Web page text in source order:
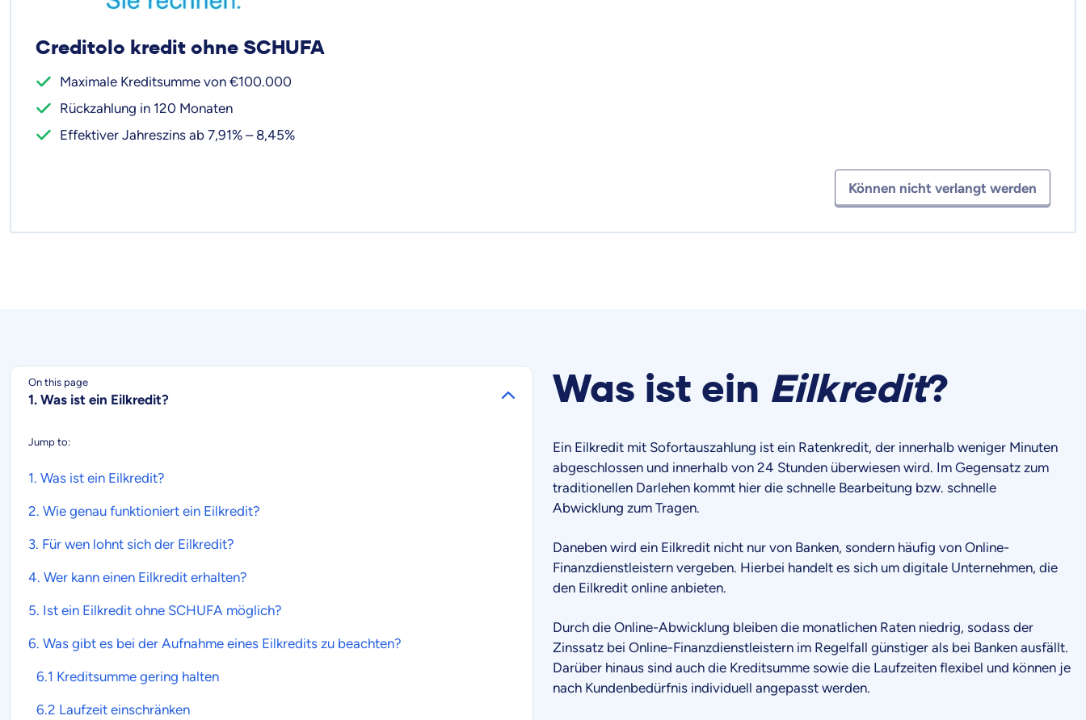
Creditolo kredit ohne SCHUFA
Maximale Kreditsumme von €100.000
Rückzahlung in 120 Monaten
Effektiver Jahreszins ab 7,91% – 8,45%
Können nicht verlangt werden
On this page
1. Was ist ein Eilkredit?
Jump to:
1. Was ist ein Eilkredit?
2. Wie genau funktioniert ein Eilkredit?
3. Für wen lohnt sich der Eilkredit?
4. Wer kann einen Eilkredit erhalten?
5. Ist ein Eilkredit ohne SCHUFA möglich?
6. Was gibt es bei der Aufnahme eines Eilkredits zu beachten?
6.1 Kreditsumme gering halten
6.2 Laufzeit einschränken
Was ist ein Eilkredit?
Ein Eilkredit mit Sofortauszahlung ist ein Ratenkredit, der innerhalb weniger Minuten
abgeschlossen und innerhalb von 24 Stunden überwiesen wird. Im Gegensatz zum
traditionellen Darlehen kommt hier die schnelle Bearbeitung bzw. schnelle
Abwicklung zum Tragen.
Daneben wird ein Eilkredit nicht nur von Banken, sondern häufig von Online-
Finanzdienstleistern vergeben. Hierbei handelt es sich um digitale Unternehmen, die
den Eilkredit online anbieten.
Durch die Online-Abwicklung bleiben die monatlichen Raten niedrig, sodass der
Zinssatz bei Online-Finanzdienstleistern im Regelfall günstiger als bei Banken ausfällt.
Darüber hinaus sind auch die Kreditsumme sowie die Laufzeiten flexibel und können je
nach Kundenbedürfnis individuell angepasst werden.